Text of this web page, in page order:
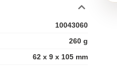
10043060
260 g
62 x 9 x 105 mm